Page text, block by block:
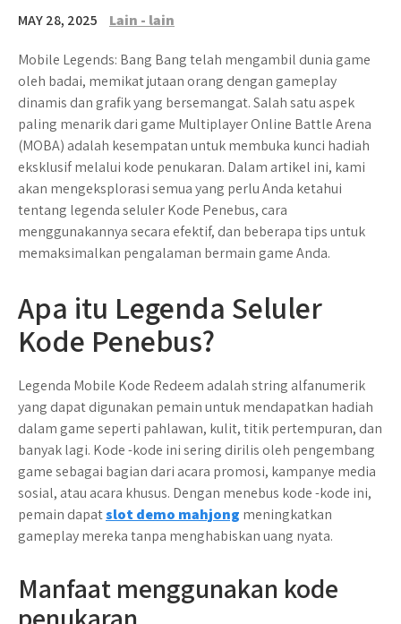
MAY 28, 2025 Lain - lain
Mobile Legends: Bang Bang telah mengambil dunia game
oleh badai, memikat jutaan orang dengan gameplay
dinamis dan grafik yang bersemangat. Salah satu aspek
paling menarik dari game Multiplayer Online Battle Arena
(MOBA) adalah kesempatan untuk membuka kunci hadiah
eksklusif melalui kode penukaran. Dalam artikel ini, kami
akan mengeksplorasi semua yang perlu Anda ketahui
tentang legenda seluler Kode Penebus, cara
menggunakannya secara efektif, dan beberapa tips untuk
memaksimalkan pengalaman bermain game Anda.
Apa itu Legenda Seluler
Kode Penebus?
Legenda Mobile Kode Redeem adalah string alfanumerik
yang dapat digunakan pemain untuk mendapatkan hadiah
dalam game seperti pahlawan, kulit, titik pertempuran, dan
banyak lagi. Kode -kode ini sering dirilis oleh pengembang
game sebagai bagian dari acara promosi, kampanye media
sosial, atau acara khusus. Dengan menebus kode -kode ini,
pemain dapatslot demo mahjong meningkatkan
gameplay mereka tanpa menghabiskan uang nyata.
Manfaat menggunakan kode